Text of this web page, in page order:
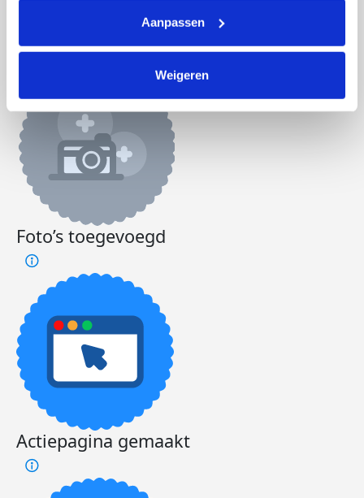
Aanpassen
Weigeren
Arda's badges
Foto’s toegevoegd
Actiepagina gemaakt